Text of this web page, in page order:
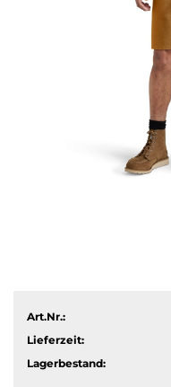
Art.Nr.:
Lieferzeit:
Lagerbestand: